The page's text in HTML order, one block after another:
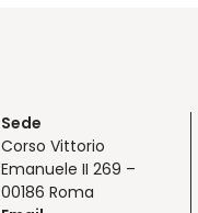
Sede
Corso Vittorio
Emanuele II 269 –
00186 Roma